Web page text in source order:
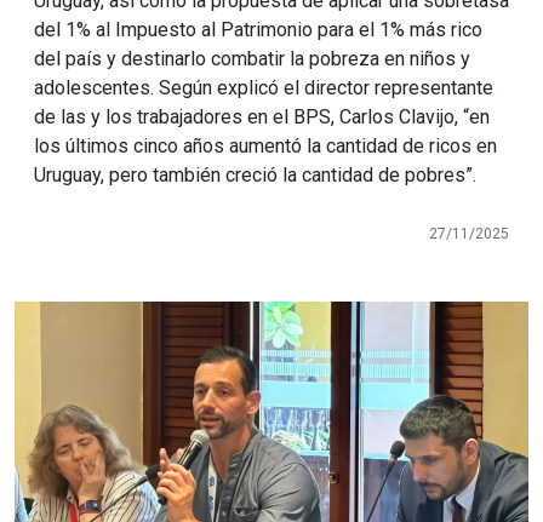
del 1% al Impuesto al Patrimonio para el 1% más rico
del país y destinarlo combatir la pobreza en niños y
adolescentes. Según explicó el director representante
de las y los trabajadores en el BPS, Carlos Clavijo, “en
los últimos cinco años aumentó la cantidad de ricos en
Uruguay, pero también creció la cantidad de pobres”.
27/11/2025